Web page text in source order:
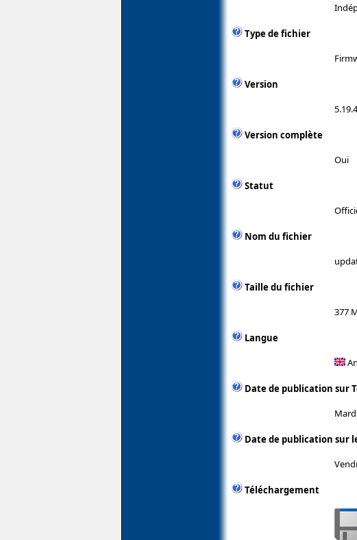
Type de fichier
Version
5.19.4
Version complète
Oui
Statut
Nom du fichier
Taille du fichier
377
Langue
Date de publication sur
Date de publication sur
Téléchargement